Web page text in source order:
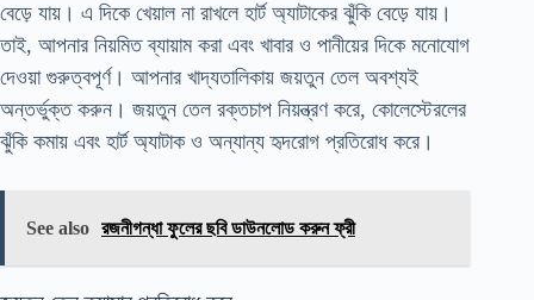
বেড়ে যায়। এ দিকে খেয়াল না রাখলে হার্ট অ্যাটাকের ঝুঁকি বেড়ে যায়।
তাই, আপনার নিয়মিত ব্যায়াম করা এবং খাবার ও পানীয়ের দিকে মনোযোগ
দেওয়া গুরুত্বপূর্ণ। আপনার খাদ্যতালিকায় জয়তুন তেল অবশ্যই
অন্তর্ভুক্ত করুন। জয়তুন তেল রক্তচাপ নিয়ন্ত্রণ করে, কোলেস্টেরলের
ঝুঁকি কমায় এবং হার্ট অ্যাটাক ও অন্যান্য হৃদরোগ প্রতিরোধ করে।
See also রজনীগন্ধা ফুলের ছবি ডাউনলোড করুন ফ্রী